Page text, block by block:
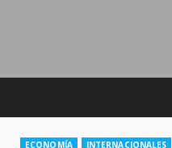
ECONOMÍA INTERNACIONALES